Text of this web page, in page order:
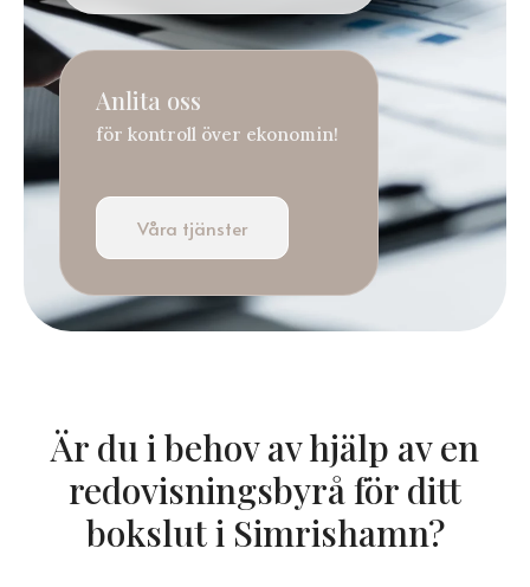
Anlita oss
för kontroll över ekonomin!
Våra tjänster
Är du i behov av hjälp av en
redovisningsbyrå för ditt
bokslut i Simrishamn?